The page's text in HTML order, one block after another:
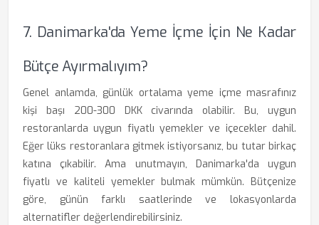
7. Danimarka'da Yeme İçme İçin Ne Kadar
Bütçe Ayırmalıyım?
Genel anlamda, günlük ortalama yeme içme masrafınız
kişi başı 200-300 DKK civarında olabilir. Bu, uygun
restoranlarda uygun fiyatlı yemekler ve içecekler dahil.
Eğer lüks restoranlara gitmek istiyorsanız, bu tutar birkaç
katına çıkabilir. Ama unutmayın, Danimarka'da uygun
fiyatlı ve kaliteli yemekler bulmak mümkün. Bütçenize
göre, günün farklı saatlerinde ve lokasyonlarda
alternatifler değerlendirebilirsiniz.